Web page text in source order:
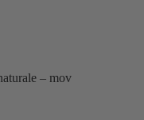
– mov